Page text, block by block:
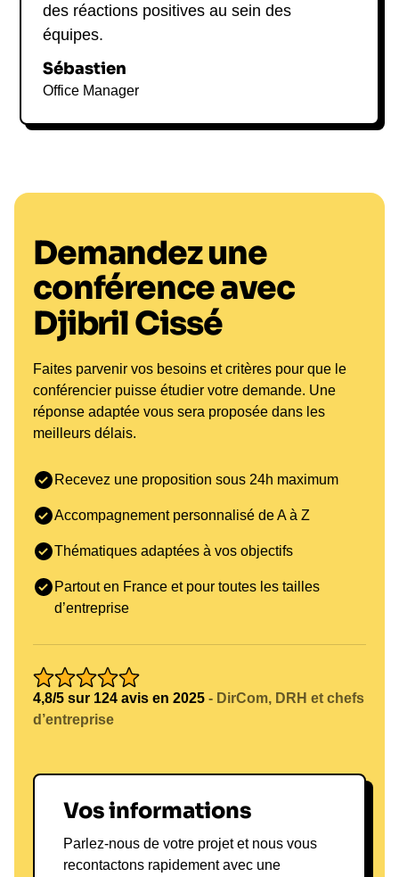
des réactions positives au sein des
équipes.
Sébastien
Office Manager
Demandez une
conférence avec
Djibril Cissé
Faites parvenir vos besoins et critères pour que le
conférencier puisse étudier votre demande. Une
réponse adaptée vous sera proposée dans les
meilleurs délais.
Recevez une proposition sous 24h maximum
Accompagnement personnalisé de A à Z
Thématiques adaptées à vos objectifs
Partout en France et pour toutes les tailles
d’entreprise
4,8/5 sur 124 avis en 2025 - DirCom, DRH et chefs
d’entreprise
Vos informations
Parlez-nous de votre projet et nous vous
recontactons rapidement avec une